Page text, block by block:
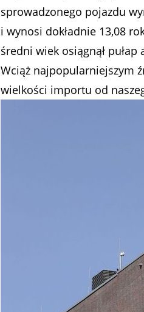
sprowadzonego pojazdu
i wynosi dokładnie 13,08
średni wiek osiągnął
Wciąż najpopularniejszym
wielkości importu od